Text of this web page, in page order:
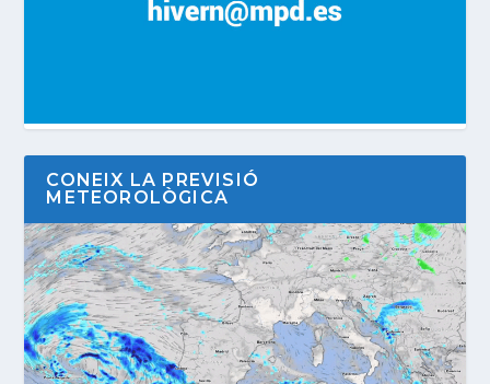
CONEIX LA PREVISIÓ
METEOROLÒGICA